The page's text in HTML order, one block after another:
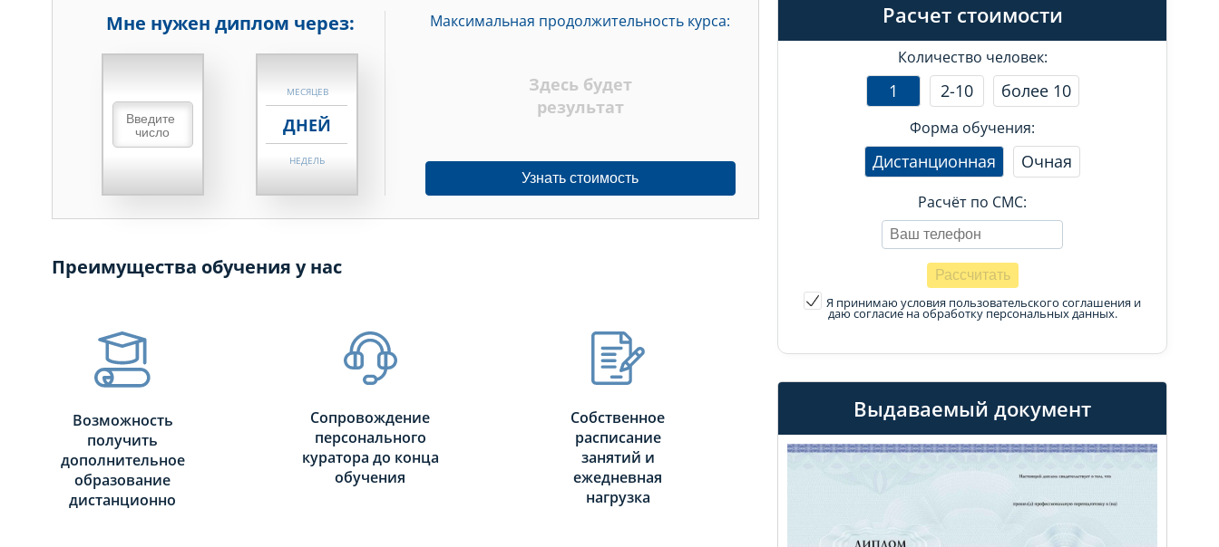
Расчет стоимости
Количество человек:
1 2-10 более 10
Форма обучения:
Дистанционная Очная
Расчёт по СМС:
Я принимаю условия пользовательского соглашения и
даю согласие на обработку персональных данных.
Выдаваемый документ
Мне нужен диплом через:
НЕДЕЛЬ
МЕСЯЦЕВ
ДНЕЙ
НЕДЕЛЬ
МЕСЯЦЕВ
НЕДЕЛЬ
Максимальная продолжительность курса:
Здесь будет
результат
Узнать стоимость
Преимущества обучения у нас
Возможность
получить
дополнительное
образование
дистанционно
Сопровождение
персонального
куратора до конца
обучения
Собственное
расписание
занятий и
ежедневная
нагрузка